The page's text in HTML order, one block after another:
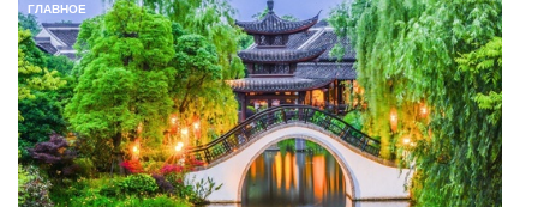
ГЛАВНОЕ